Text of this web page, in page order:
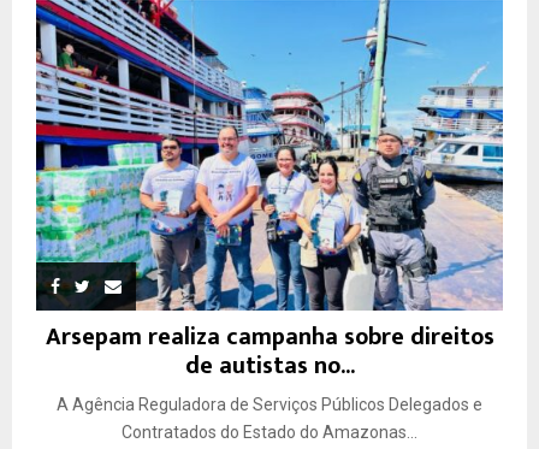
Arsepam realiza campanha sobre direitos
de autistas no...
A Agência Reguladora de Serviços Públicos Delegados e
Contratados do Estado do Amazonas...